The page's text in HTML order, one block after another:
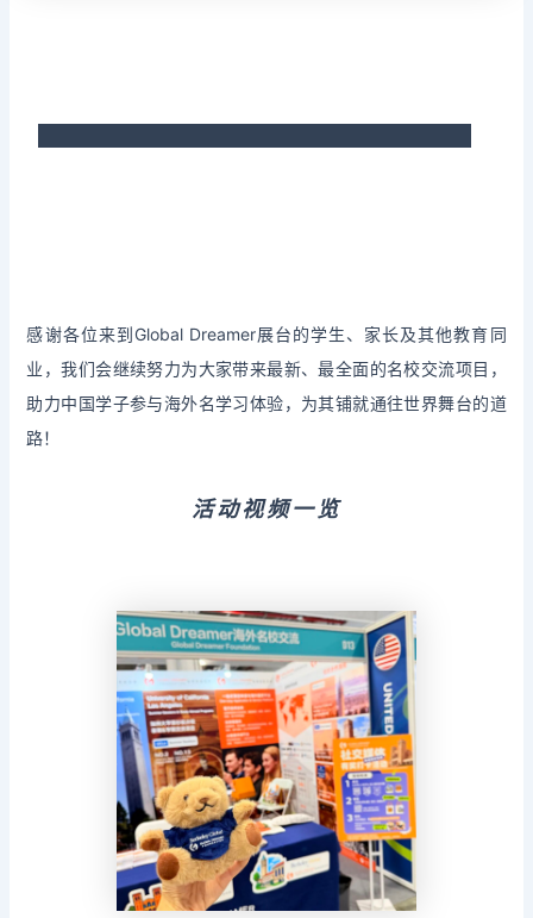
感谢各位来到Global Dreamer展台的学生、家长及其他教育同
业，我们会继续努力为大家带来最新、最全面的名校交流项目，
助力中国学子参与海外名学习体验，为其铺就通往世界舞台的道
路！
活动视频一览